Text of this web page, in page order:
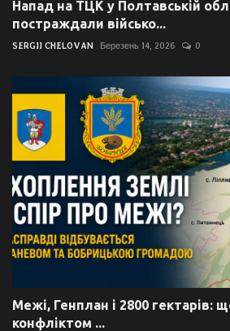
Напад на ТЦК у Полтавській
постраждали військо...
SERGII CHELOVAN Березень 14, 2026 0
Межі, Генплан і 2800 гектарів:
конфліктом ...